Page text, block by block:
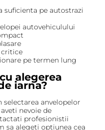
suficienta pe autostrazi
autovehiculului
critice
pe termen lung
alegerea
iarna?
anvelopelor
nevoie de
profesionistii
sa alegeti optiunea cea